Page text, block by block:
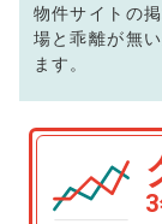
物件サイトの
場と乖離が無
ます。